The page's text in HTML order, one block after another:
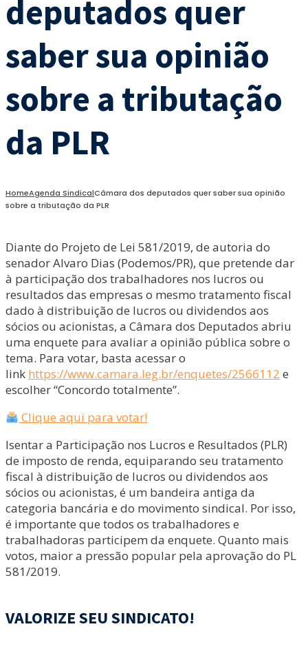
deputados quer
saber sua opinião
sobre a tributação
da PLR
HomeAgenda SindicalCâmara dos deputados quer saber sua opinião
sobre a tributação da PLR
Diante do Projeto de Lei 581/2019, de autoria do
senador Alvaro Dias (Podemos/PR), que pretende dar
à participação dos trabalhadores nos lucros ou
resultados das empresas o mesmo tratamento fiscal
dado à distribuição de lucros ou dividendos aos
sócios ou acionistas, a Câmara dos Deputados abriu
uma enquete para avaliar a opinião pública sobre o
tema. Para votar, basta acessar o
link https://www.camara.leg.br/enquetes/2566112 e
escolher “Concordo totalmente”.
Clique aqui para votar!
Isentar a Participação nos Lucros e Resultados (PLR)
de imposto de renda, equiparando seu tratamento
fiscal à distribuição de lucros ou dividendos aos
sócios ou acionistas, é um bandeira antiga da
categoria bancária e do movimento sindical. Por isso,
é importante que todos os trabalhadores e
trabalhadoras participem da enquete. Quanto mais
votos, maior a pressão popular pela aprovação do PL
581/2019.
VALORIZE SEU SINDICATO!